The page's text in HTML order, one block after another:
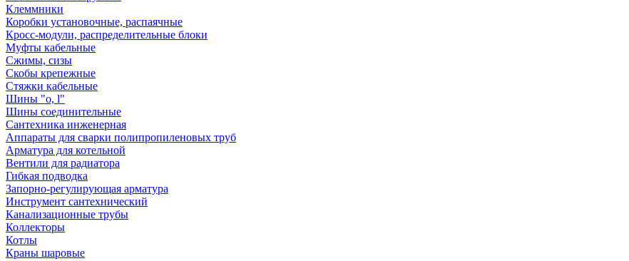
Клеммники
Коробки установочные, распаячные
Кросс-модули, распределительные блоки
Муфты кабельные
Сжимы, сизы
Скобы крепежные
Стяжки кабельные
Шины "o, l"
Шины соединительные
Сантехника инженерная
Аппараты для сварки полипропиленовых труб
Арматура для котельной
Вентили для радиатора
Гибкая подводка
Запорно-регулирующая арматура
Инструмент сантехнический
Канализационные трубы
Коллекторы
Котлы
Краны шаровые